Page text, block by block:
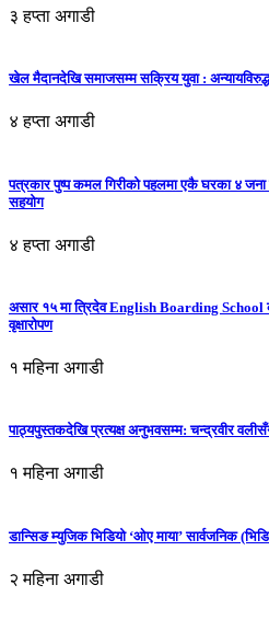
३ हप्ता अगाडी
खेल मैदानदेखि समाजसम्म सक्रिय युवा :
४ हप्ता अगाडी
पत्रकार पुष्प कमल गिरीको पहलमा एकै घरका ४ जना
सहयोग
४ हप्ता अगाडी
असार १५ मा त्रिदेव English Boarding School
वृक्षारोपण
१ महिना अगाडी
पाठ्यपुस्तकदेखि प्रत्यक्ष अनुभवसम्म: चन्द्रवीर वलीसँग
१ महिना अगाडी
डान्सिङ म्युजिक भिडियो ‘ओए माया’ सार्वजनिक
२ महिना अगाडी